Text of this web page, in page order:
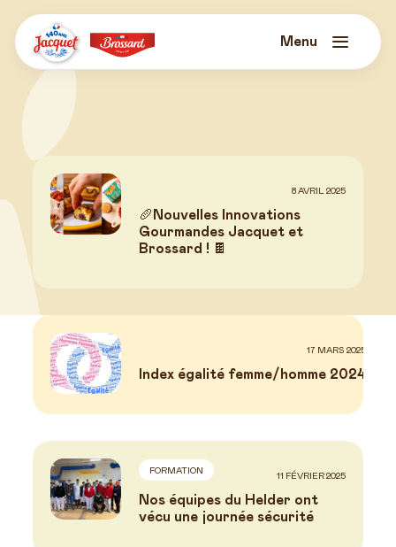
content
Jacquet
Brossard
Menu
Actualités
8 AVRIL 2025
🥖Nouvelles Innovations
Gourmandes Jacquet et
Brossard ! 🍫
17 MARS 2025
Index égalité femme/homme 2024
FORMATION
11 FÉVRIER 2025
Nos équipes du Helder ont
vécu une journée sécurité